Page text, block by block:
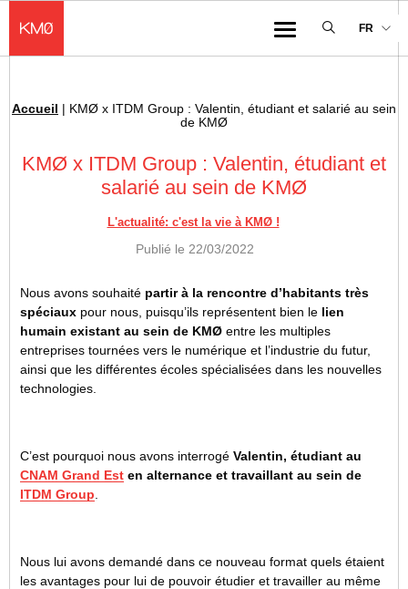
Menu
FR
Fil d'Ariane :
Accueil | KMØ x ITDM Group : Valentin, étudiant et salarié au sein
de KMØ
KMØ x ITDM Group : Valentin, étudiant et
salarié au sein de KMØ
L'actualité: c'est la vie à KMØ !
Publié le 22/03/2022
Nous avons souhaité partir à la rencontre d’habitants très
spéciaux pour nous, puisqu’ils représentent bien le lien
humain existant au sein de KMØ entre les multiples
entreprises tournées vers le numérique et l’industrie du futur,
ainsi que les différentes écoles spécialisées dans les nouvelles
technologies.
C’est pourquoi nous avons interrogé Valentin, étudiant au
CNAM Grand Est en alternance et travaillant au sein de
ITDM Group
Nous lui avons demandé dans ce nouveau format quels étaient
les avantages pour lui de pouvoir étudier et travailler au même